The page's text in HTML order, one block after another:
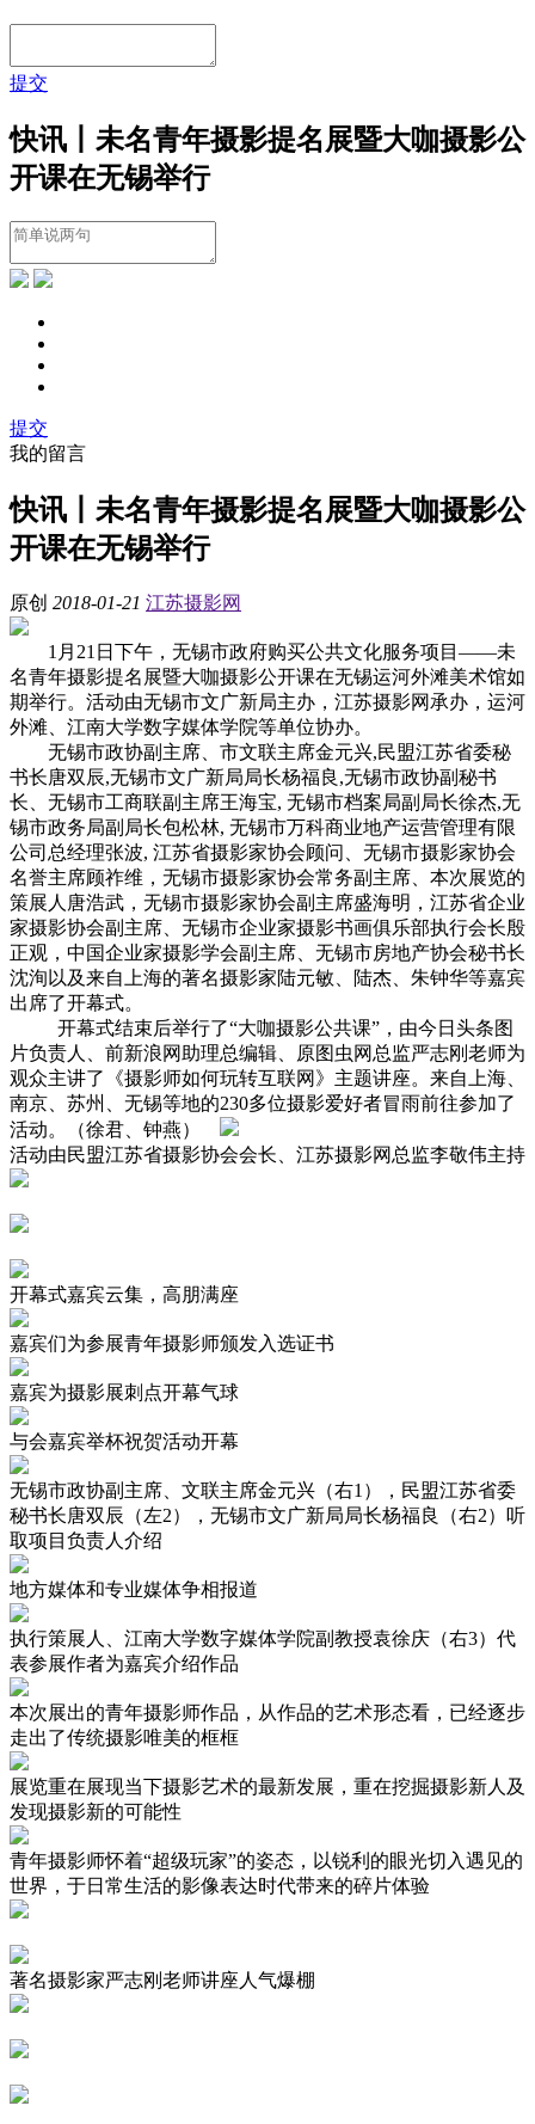
提交
快讯丨未名青年摄影提名展暨大咖摄影公
开课在无锡举行
提交
我的留言
快讯丨未名青年摄影提名展暨大咖摄影公
开课在无锡举行
原创 2018-01-21 江苏摄影网
1月21日下午，无锡市政府购买公共文化服务项目——未
名青年摄影提名展暨大咖摄影公开课在无锡运河外滩美术馆如
期举行。活动由无锡市文广新局主办，江苏摄影网承办，运河
外滩、江南大学数字媒体学院等单位协办。
无锡市政协副主席、市文联主席金元兴,民盟江苏省委秘
书长唐双辰,无锡市文广新局局长杨福良,无锡市政协副秘书
长、无锡市工商联副主席王海宝, 无锡市档案局副局长徐杰,无
锡市政务局副局长包松林, 无锡市万科商业地产运营管理有限
公司总经理张波, 江苏省摄影家协会顾问、无锡市摄影家协会
名誉主席顾祚维，无锡市摄影家协会常务副主席、本次展览的
策展人唐浩武，无锡市摄影家协会副主席盛海明，江苏省企业
家摄影协会副主席、无锡市企业家摄影书画俱乐部执行会长殷
正观，中国企业家摄影学会副主席、无锡市房地产协会秘书长
沈洵以及来自上海的著名摄影家陆元敏、陆杰、朱钟华等嘉宾
出席了开幕式。
开幕式结束后举行了“大咖摄影公共课”，由今日头条图
片负责人、前新浪网助理总编辑、原图虫网总监严志刚老师为
观众主讲了《摄影师如何玩转互联网》主题讲座。来自上海、
南京、苏州、无锡等地的230多位摄影爱好者冒雨前往参加了
活动。（徐君、钟燕）
活动由民盟江苏省摄影协会会长、江苏摄影网总监李敬伟主持
开幕式嘉宾云集，高朋满座
嘉宾们为参展青年摄影师颁发入选证书
嘉宾为摄影展刺点开幕气球
与会嘉宾举杯祝贺活动开幕
无锡市政协副主席、文联主席金元兴（右1），民盟江苏省委
秘书长唐双辰（左2），无锡市文广新局局长杨福良（右2）听
取项目负责人介绍
地方媒体和专业媒体争相报道
执行策展人、江南大学数字媒体学院副教授袁徐庆（右3）代
表参展作者为嘉宾介绍作品
本次展出的青年摄影师作品，从作品的艺术形态看，已经逐步
走出了传统摄影唯美的框框
展览重在展现当下摄影艺术的最新发展，重在挖掘摄影新人及
发现摄影新的可能性
青年摄影师怀着“超级玩家”的姿态，以锐利的眼光切入遇见的
世界，于日常生活的影像表达时代带来的碎片体验
著名摄影家严志刚老师讲座人气爆棚